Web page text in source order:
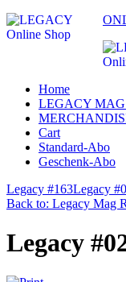
Home
LEGACY MAG
Cart
Standard-Abo
Geschenk-Abo
Legacy #163Legacy
Back to: Legacy Mag
Legacy